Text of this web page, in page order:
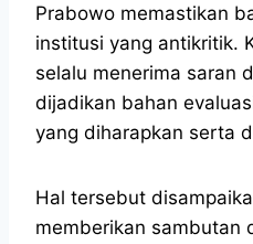
Prabowo memastikan
institusi yang antikritik.
selalu menerima saran
dijadikan bahan
yang diharapkan serta
Hal tersebut
memberikan sambutan